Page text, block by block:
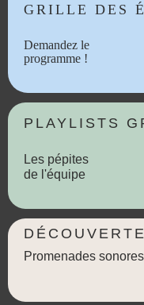
GRILLE DES
Demandez le
programme !
PLAYLISTS
Les pépites
de l'équipe
DÉCOUVERTE
Promenades sonores